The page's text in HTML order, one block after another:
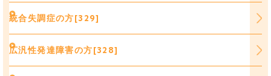
統合失調症の方[329]
広汎性発達障害の方[328]